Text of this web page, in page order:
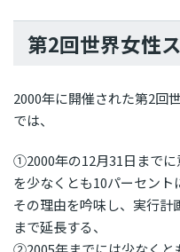
第2回世界女性
2000年に開催された第2回
では、
①2000年の12月31日まで
を少なくとも10パーセント
その理由を吟味し、実行計
まで延長する、